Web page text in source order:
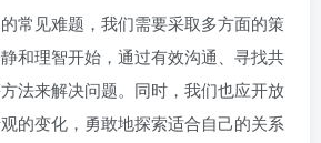
见难题，我们需要采取多方面的策
和理智开始，通过有效沟通、寻找共
法来解决问题。同时，我们也应开放
的变化，勇敢地探索适合自己的关系